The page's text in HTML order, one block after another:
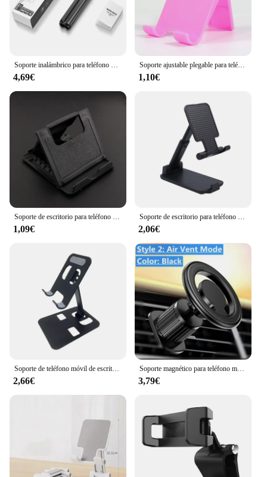
4,69€
Soporte ajustable plegable para teléfono, soporte de escritorio para Xiaomi, Iphone 12, 13 Pro Max, soporte para tableta
1,10€
1,09€ 2,06€
2,66€
Soporte magnético para teléfono móvil de coche, soporte magnético para GPS, Macsafe, iPhone 15, 14, 13, 12, Samsung, Xiaomi
3,79€